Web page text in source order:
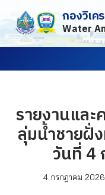
Skip
to
กองวิเค
Water
รายงานแล
ลุ่มน้ำชายฝั่
วันที่ 4
4 กรกฎาคม 2026